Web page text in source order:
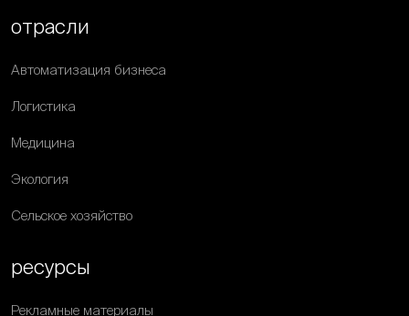
отрасли
Автоматизация бизнеса
Логистика
Медицина
Экология
Сельское хозяйство
ресурсы
Рекламные материалы